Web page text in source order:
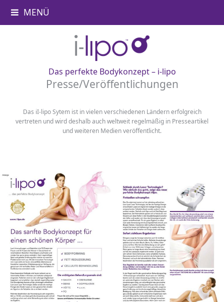
MENÜ
Das perfekte Bodykonzept – i-lipo
Presse/Veröffentlichungen
Das iI-lipo Sytem ist in vielen verschiedenen Ländern erfolgreich
vertreten und wird deshalb auch weltweit regelmäßig in Presseartikel
und weiteren Medien veröffentlicht.